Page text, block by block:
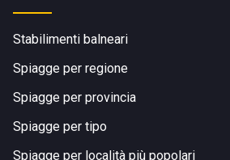
Stabilimenti balneari
Spiagge per regione
Spiagge per provincia
Spiagge per tipo
Spiagge per località più popolari